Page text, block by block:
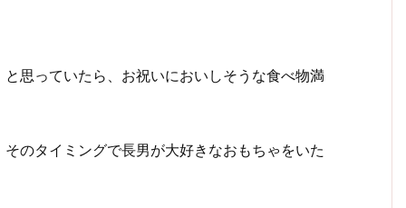
思っていたら、お祝いにおいしそうな食べ物満
のタイミングで長男が大好きなおもちゃをいた